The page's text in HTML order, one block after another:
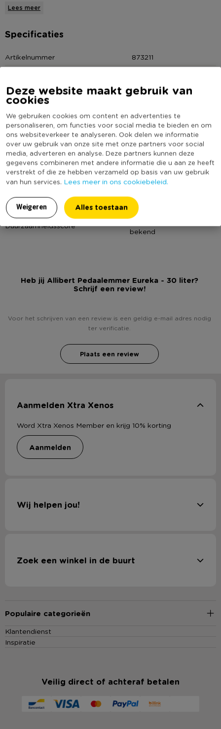
Deze website maakt gebruik van
cookies
We gebruiken cookies om content en advertenties te
personaliseren, om functies voor social media te bieden en om
ons websiteverkeer te analyseren. Ook delen we informatie
over uw gebruik van onze site met onze partners voor social
media, adverteren en analyse. Deze partners kunnen deze
gegevens combineren met andere informatie die u aan ze heeft
verstrekt of die ze hebben verzameld op basis van uw gebruik
van hun services. Lees meer in ons cookiebeleid.
Weigeren Alles toestaan
* Robuuste vuilbak
* Opbergvakje voor afvalzak
* Met handing voetpedaal
Over Curver
Inmiddels is Curver uitgegroeid tot een internationaal bedrijf
dat is gespecialiseerd in de ontwikkeling en verkoop van
kunststof huishoudelijke producten. Bij de ontwikkeling van
producten stelt Curver gebruiksgemak, gebruiksvriendelijkheid
en design voorop. De producten moeten het leven
gemakkelijker en gezelliger maken. Met speerpunten als
innovatie en design zorgt Curver ervoor dat zijn voorop lopen
in de markt.
Lees meer
Specificaties
Artikelnummer
873211
Materiaal
Kunststof
Productbreedte (cm)
Producthoogte (cm)
47.5
Kleur
Grijs
Inhoud in liter
30
Productlengte (cm)
33.5
Merk
Allibert
Vingerafdruk vrij
Ja
Duurzaamheidsscore
(Nog) geen score
bekend
Heb jij Allibert Pedaalemmer Eureka - 30 liter?
Schrijf een review!
Voor het schrijven van een review is een geldig e-mail adres nodig
ter verificatie.
Plaats een review
Aanmelden Xtra Xenos
Word Xtra Xenos Member en krijg 10% korting
aanmelden
Wij helpen jou!
Zoek een winkel in de buurt
Populaire categorieën
Klantendienst
Inspiratie
Veilig direct of achteraf betalen